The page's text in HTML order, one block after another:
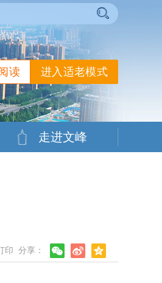
进入适老模式
读
走进文峰
印 分享：